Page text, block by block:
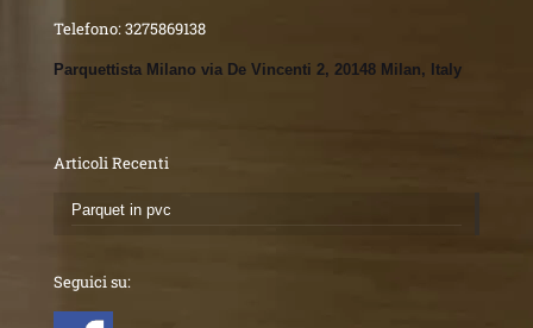
Telefono:3275869138
Parquettista Milano via De Vincenti 2, 20148 Milan, Italy
Articoli Recenti
Parquet in pvc
Seguici su: